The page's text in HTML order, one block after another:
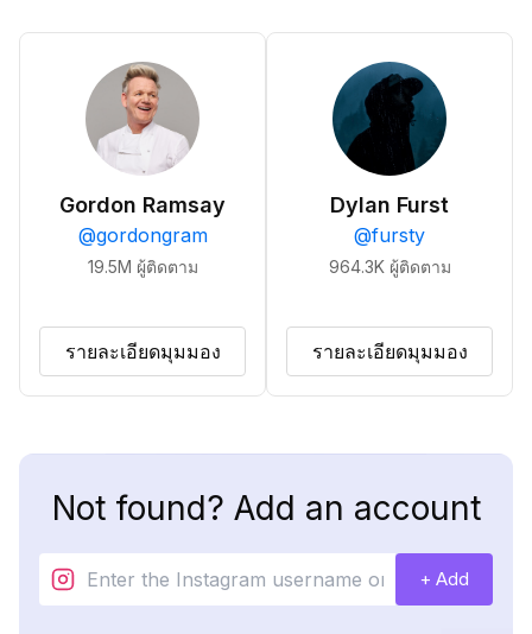
Gordon Ramsay
@gordongram
19.5M ผู้ติดตาม
รายละเอียดมุมมอง
Dylan Furst
@fursty
964.3K ผู้ติดตาม
รายละเอียดมุมมอง
Not found? Add an account
+ Add